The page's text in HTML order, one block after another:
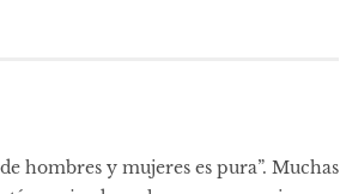
hombres y mujeres es pura”. Muchas